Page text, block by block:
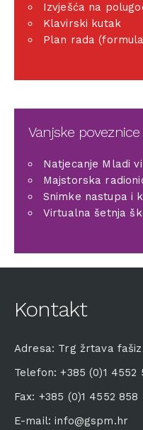
Izvješća na
Klavirski kutak
Plan rada
Vanjske poveznice
Natjecanje Mladi
Majstorska
Snimke nastupa i
Virtualna šetnja
Kontakt
Adresa: Trg žrtava
Telefon: +385 (0)1 4552
Fax: +385 (0)1 4552 858
E-mail: info@gspm.hr